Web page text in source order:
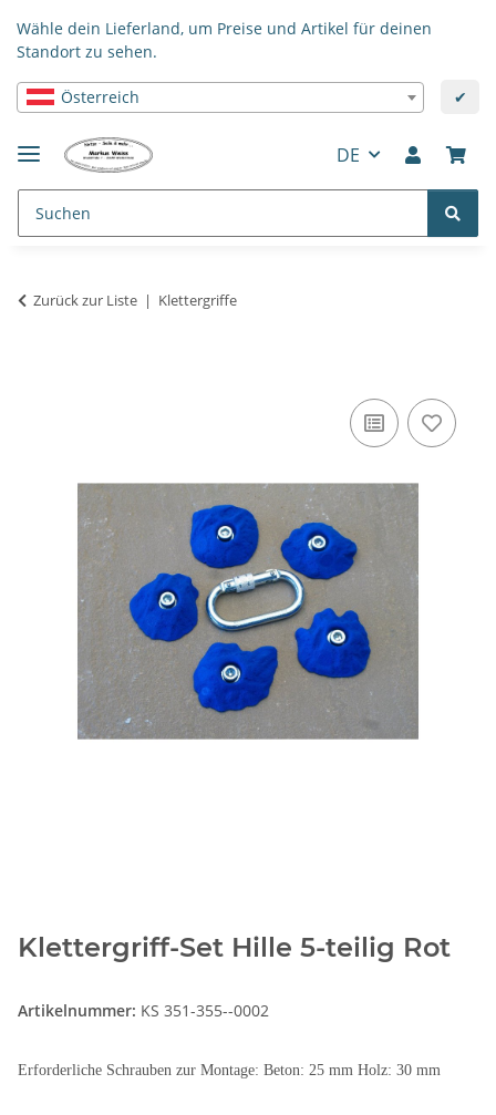
Wähle dein Lieferland, um Preise und Artikel für deinen
Standort zu sehen.
Österreich ✔
DE
Zurück zur Liste Klettergriffe
Klettergriff-Set Hille 5-teilig Rot
Artikelnummer: KS 351-355--0002
Erforderliche Schrauben zur Montage: Beton: 25 mm Holz: 30 mm